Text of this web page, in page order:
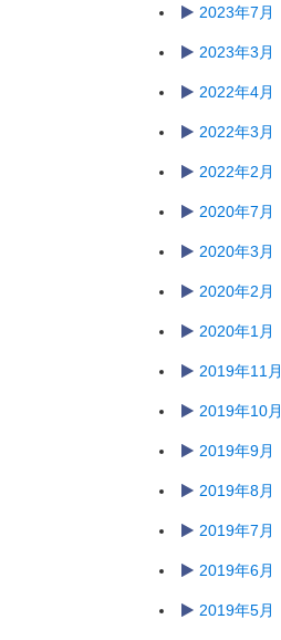
2023年7月
2023年3月
2022年4月
2022年3月
2022年2月
2020年7月
2020年3月
2020年2月
2020年1月
2019年11月
2019年10月
2019年9月
2019年8月
2019年7月
2019年6月
2019年5月